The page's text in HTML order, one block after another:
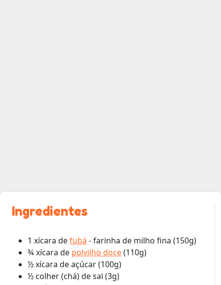
Ingredientes
1 xícara defubá - farinha de milho fina (150g)
¾ xícara de polvilho doce(110g)
½ xícara de açúcar (100g)
½ colher (chá) de sal (3g)